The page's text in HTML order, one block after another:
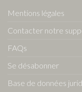
Mentions légales
Contacter notre
FAQs
Se désabonner
Base de données